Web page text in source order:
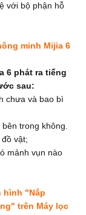
với bộ phận hỗ
minh Mijia 6
6 phát ra tiếng
sau:
chưa và bao bì
trong không.
vật;
mảnh vụn nào
hình "Nắp
trên Máy lọc